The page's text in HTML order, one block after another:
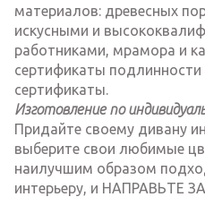
материалов: древесных
искусными и
работниками, мрамора и
сертификаты подлинности
сертификаты.
Изготовление по
Придайте своему дивану
выберите свои любимые
наилучшим образом
интерьеру, и НАПРАВЬТЕ